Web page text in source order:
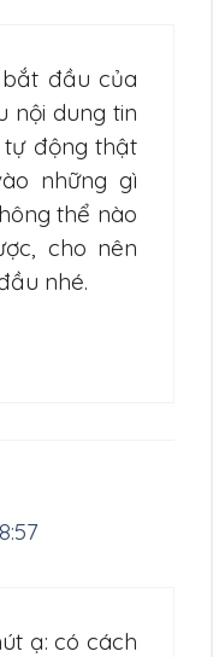
đầu của
nội dung tin
động thật
những gì
thể nào
cho nên
nhé.
ạ: có cách